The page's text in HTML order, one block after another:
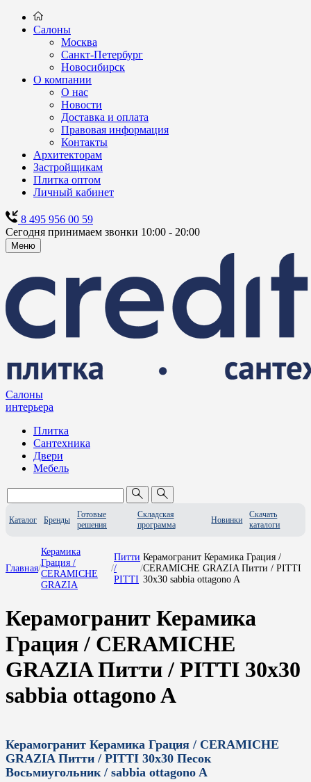
Салоны
Москва
Санкт-Петербург
Новосибирск
О компании
О нас
Новости
Доставка и оплата
Правовая информация
Контакты
Архитекторам
Застройщикам
Плитка оптом
Личный кабинет
8 495 956 00 59
Сегодня принимаем звонки 10:00 - 20:00
Меню
Салоны
интерьера
Плитка
Сантехника
Двери
Мебель
Каталог Бренды
Готовые
решения
Складская
программа
Новинки
Скачать
каталоги
Главная/
Керамика
Грация /
CERAMICHE
GRAZIA
/
Питти
/
PITTI
/
Керамогранит Керамика Грация /
CERAMICHE GRAZIA Питти / PITTI
30x30 sabbia ottagono A
Керамогранит Керамика
Грация / CERAMICHE
GRAZIA Питти / PITTI 30x30
sabbia ottagono A
Керамогранит Керамика Грация / CERAMICHE
GRAZIA Питти / PITTI 30x30 Песок
Восьмиугольник / sabbia ottagono A